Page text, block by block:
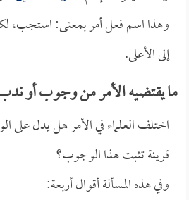
وهذا اسم فعل أمر بمعنى: استجب،
إلى الأعلى.
ما يقتضيه الأمر من وجوب أو
اختلف العلماء في الأمر هل يدل على
قرينة تثبت هذا الوجوب؟
وفي هذه المسألة أقوال أربعة: